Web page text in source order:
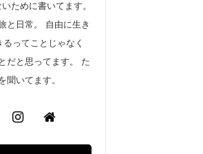
ために書いてます。
と日常。 自由に生き
ってことじゃなく
だと思ってます。 た
聞いてます。